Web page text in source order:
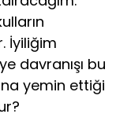
İyiliğim
davranışı bu
yemin ettiği